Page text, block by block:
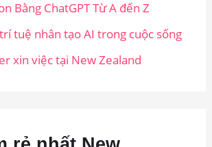
Bằng ChatGPT Từ A đến Z
tuệ nhân tạo AI trong cuộc sống
xin việc tại New Zealand